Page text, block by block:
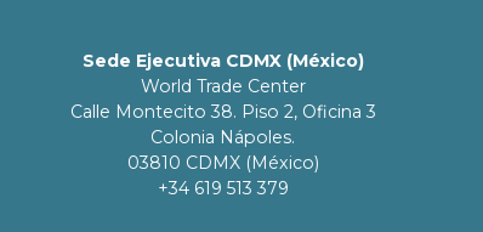
Sede Ejecutiva CDMX (México)
World Trade Center
Calle Montecito 38. Piso 2, Oficina 3
Colonia Nápoles.
03810 CDMX (México)
+34 619 513 379